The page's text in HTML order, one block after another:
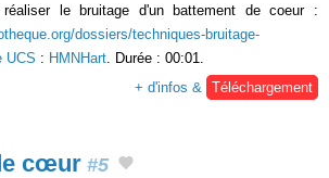
le bruitage d'un battement de coeur :
dossiers/techniques-bruitage-
UCS : HMNHart . Durée : 00:01.
+ d'infos &
Téléchargement
cœur #5